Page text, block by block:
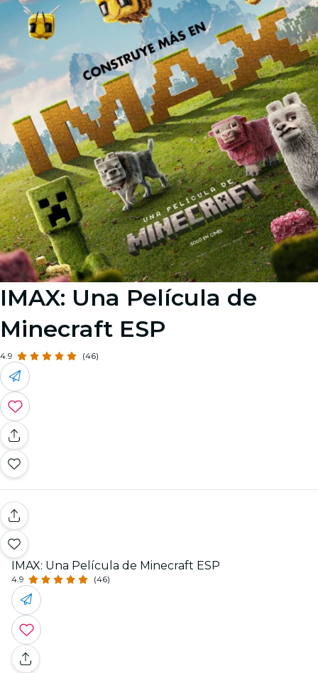
IMAX: Una Película de
Minecraft ESP
4.9 (46)
IMAX: Una Película de Minecraft ESP
4.9 (46)